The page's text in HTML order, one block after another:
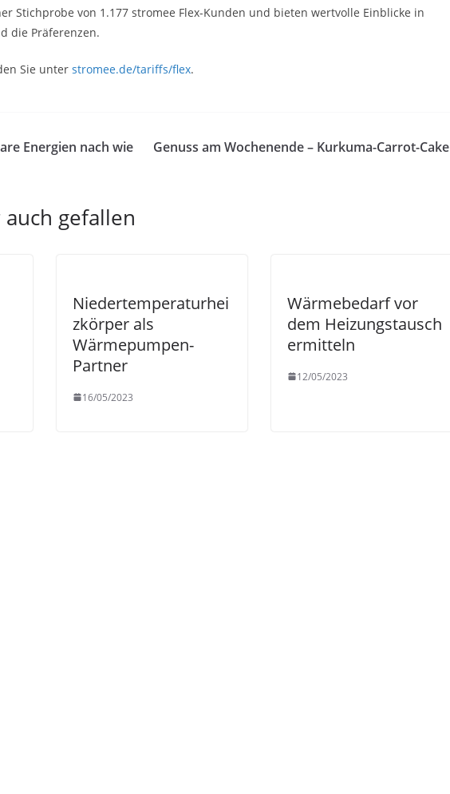
Stichprobe von 1.177 stromee Flex-Kunden und bieten wertvolle Einblicke in
die Präferenzen.
Sie unter stromee.de/tariffs/flex.
Energien nach wie
Genuss am Wochenende – Kurkuma-Carrot-Cake
gefallen
Niedertemperaturhei
zkörper als
Wärmepumpen-
Partner
16/05/2023
Wärmebedarf vor
dem Heizungstausch
ermitteln
12/05/2023